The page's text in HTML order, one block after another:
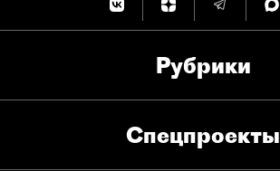
Рубрики
Спец­проекты